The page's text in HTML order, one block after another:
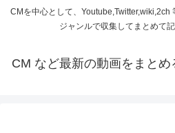
CMを中心として、Youtube,Twitter,wiki,2ch
ジャンルで収集してまとめて
CM など最新の動画をまと